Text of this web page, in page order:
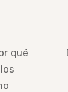
qué